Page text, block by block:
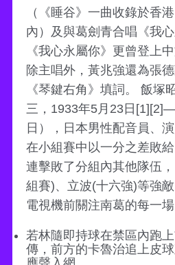
（《睡谷》一曲收錄於香
內）及與葛劍青合唱《我
《我心永屬你》更曾登上
除主唱外，黃兆強還為張
《琴鍵右角》填詞。 飯塚
三，1933年5月23日
日），日本男性配音員、
在小組賽中以一分之差敗
連擊敗了分組內其他隊伍
組賽)、立波(十六強)等強
電視機前關注南葛的每一場
若林隨即持球在禁區內跑
傳，前方的卡魯治追上皮